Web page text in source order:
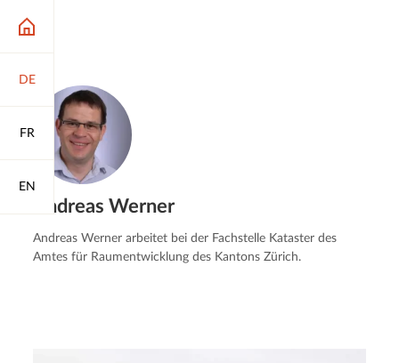
DE
FR
EN
Andreas Werner
Andreas Werner arbeitet bei der Fachstelle Kataster des
Amtes für Raumentwicklung des Kantons Zürich.